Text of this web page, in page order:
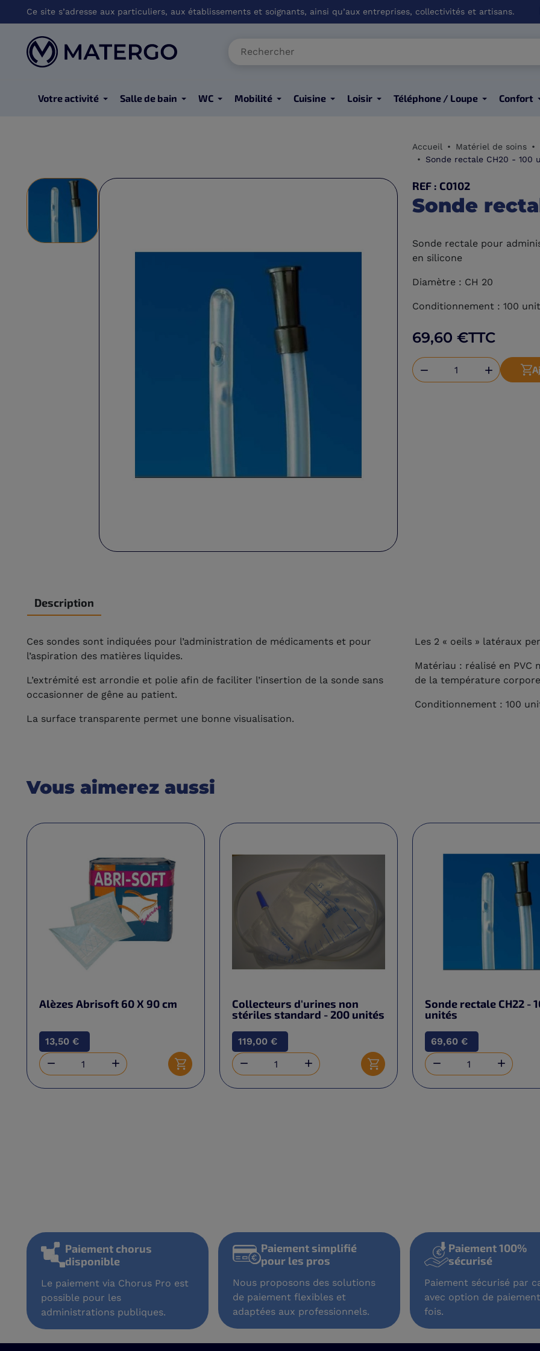
Ce site s’adresse aux particuliers, aux établissements et soignants, ainsi qu’aux entreprises, collectivités et artisans.
Votre activité Salle de bain WC Mobilité Cuisine Loisir Téléphone / Loupe Confort
Accueil Matériel de soins
Sonde rectale CH20 - 100
REF : C0102
Sonde
Sonde rectale pour
en silicone
Diamètre : CH 20
Conditionnement : 100
69,60 €TTC
 
Description
Ces sondes sont indiquées pour l’administration de médicaments et pour
l’aspiration des matières liquides.
L’extrémité est arrondie et polie afin de faciliter l’insertion de la sonde sans
occasionner de gêne au patient.
La surface transparente permet une bonne visualisation.
Les 2 « oeils » latéraux
Matériau : réalisé en PVC
de la température
Conditionnement : 100
Vous aimerez aussi
Alèzes Abrisoft 60 X 90 cm
13,50 €
 
Ajouter au panier
Collecteurs d'urines non
stériles standard - 200 unités
119,00 €
 
Ajouter au panier
Sonde rectale CH22 -
unités
69,60 €
 
Paiement chorus
disponible
Le paiement via Chorus Pro est
possible pour les
administrations publiques.
Paiement simplifié
pour les pros
Nous proposons des solutions
de paiement flexibles et
adaptées aux professionnels.
Paiement 100%
sécurisé
Paiement sécurisé par
avec option de
fois.